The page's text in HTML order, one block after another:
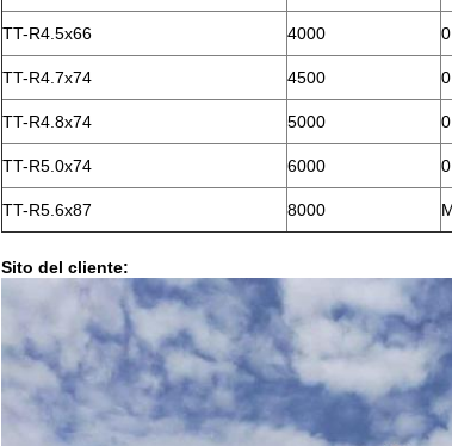
TT-R4.5x66 4000
TT-R4.7x74 4500
TT-R4.8x74 5000
TT-R5.0x74 6000
TT-R5.6x87 8000
Sito del cliente: